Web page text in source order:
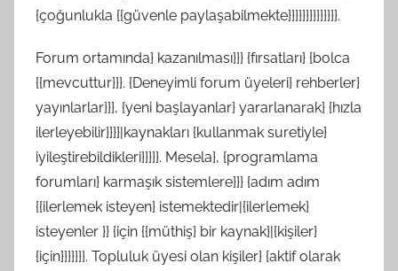
{çoğunlukla {{güvenle paylaşabilmekte}}}}}}}}}}}}}}.
Forum ortamında} kazanılması}}} {fırsatları} {bolca
{{mevcuttur}}}. {Deneyimli forum üyeleri} rehberler}
yayınlarlar}}}, {yeni başlayanlar} yararlanarak} {hızla
ilerleyebilir}}}}|kaynakları {kullanmak suretiyle}
iyileştirebildikleri}}}}}. Mesela}, {programlama
forumları} karmaşık sistemlere}}} {adım adım
{{ilerlemek isteyen} istemektedir|{ilerlemek}
isteyenler }} {için {{müthiş} bir kaynak}|{kişiler}
{için}}}}}}}. Topluluk üyesi olan kişiler} {aktif olarak